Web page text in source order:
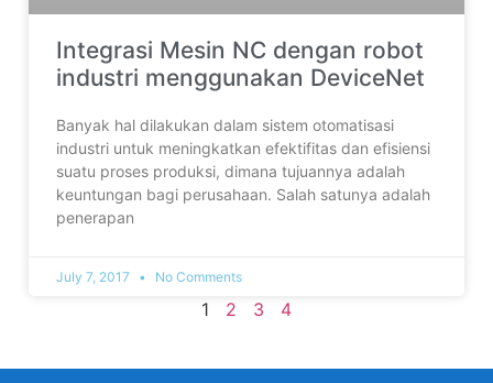
Integrasi Mesin NC dengan robot
industri menggunakan DeviceNet
Banyak hal dilakukan dalam sistem otomatisasi
industri untuk meningkatkan efektifitas dan efisiensi
suatu proses produksi, dimana tujuannya adalah
keuntungan bagi perusahaan. Salah satunya adalah
penerapan
July 7, 2017 No Comments
1 2 3 4